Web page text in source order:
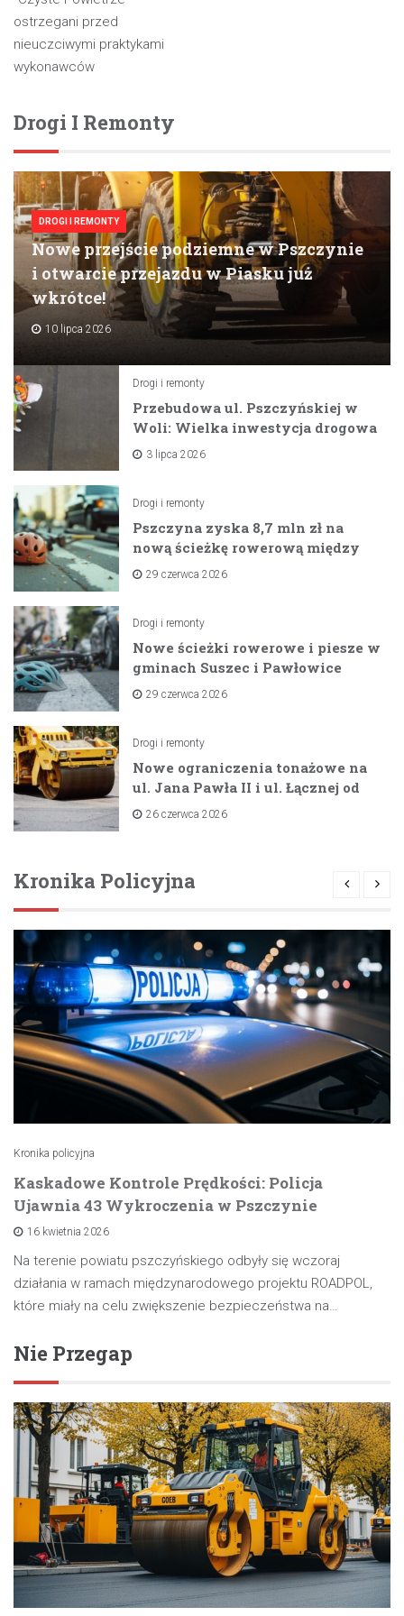
ostrzegani przed
nieuczciwymi praktykami
wykonawców
Drogi I Remonty
DROGI I REMONTY
Nowe przejście podziemne w Pszczynie
i otwarcie przejazdu w Piasku już
wkrótce!
10 lipca 2026
Drogi i remonty
Przebudowa ul. Pszczyńskiej w
Woli: Wielka inwestycja drogowa
na horyzoncie
3 lipca 2026
Drogi i remonty
Pszczyna zyska 8,7 mln zł na
nową ścieżkę rowerową między
zaporami
29 czerwca 2026
Drogi i remonty
Nowe ścieżki rowerowe i piesze w
gminach Suszec i Pawłowice
dzięki unijnemu wsparciu
29 czerwca 2026
Drogi i remonty
Nowe ograniczenia tonażowe na
ul. Jana Pawła II i ul. Łącznej od
lipca 2026 roku
26 czerwca 2026
Kronika Policyjna
Kronika policyjna
Kaskadowe Kontrole Prędkości: Policja
Ujawnia 43 Wykroczenia w Pszczynie
16 kwietnia 2026
Na terenie powiatu pszczyńskiego odbyły się wczoraj
działania w ramach międzynarodowego projektu ROADPOL,
które miały na celu zwiększenie bezpieczeństwa na…
Nie Przegap